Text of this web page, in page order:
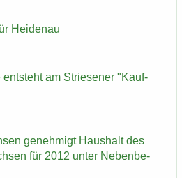
Hei­den­au
ent­steht am Strie­se­ner "Kauf­
ge­neh­migt Haus­halt des
für 2012 unter Ne­ben­be­